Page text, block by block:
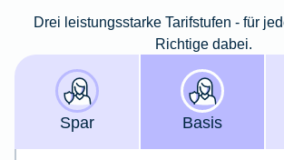
Drei leistungsstarke Tarifstufen - für
Richtige dabei.
Spar Basis